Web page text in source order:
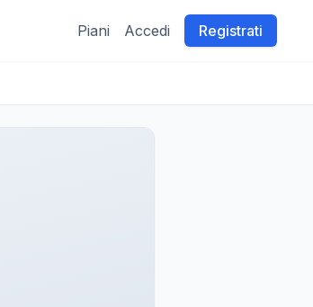
Piani Accedi Registrati